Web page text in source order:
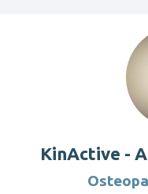
KinActive -